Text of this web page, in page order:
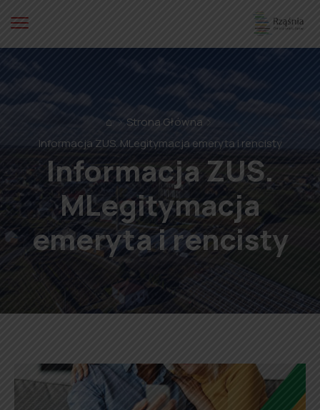
⌂
Strona Główna
Informacja ZUS. MLegitymacja emeryta i rencisty
Informacja ZUS.
MLegitymacja
emeryta i rencisty